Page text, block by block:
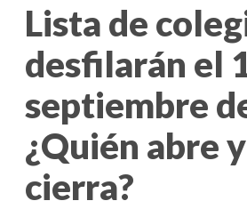
Lista de
desfilarán el
septiembre
¿Quién abre
cierra?